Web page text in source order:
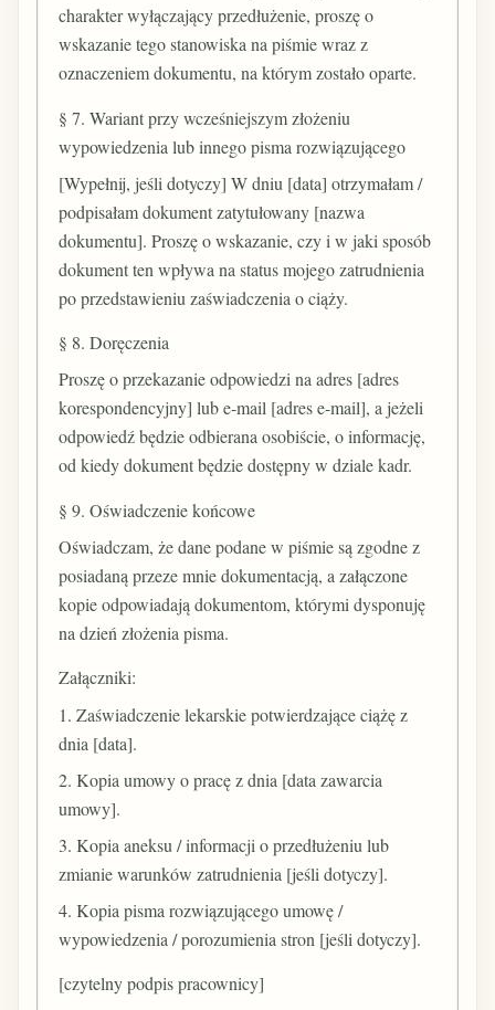
charakter wyłączający przedłużenie, proszę o
wskazanie tego stanowiska na piśmie wraz z
oznaczeniem dokumentu, na którym zostało oparte.
§ 7. Wariant przy wcześniejszym złożeniu
wypowiedzenia lub innego pisma rozwiązującego
[Wypełnij, jeśli dotyczy] W dniu [data] otrzymałam /
podpisałam dokument zatytułowany [nazwa
dokumentu]. Proszę o wskazanie, czy i w jaki sposób
dokument ten wpływa na status mojego zatrudnienia
po przedstawieniu zaświadczenia o ciąży.
§ 8. Doręczenia
Proszę o przekazanie odpowiedzi na adres [adres
korespondencyjny] lub e-mail [adres e-mail], a jeżeli
odpowiedź będzie odbierana osobiście, o informację,
od kiedy dokument będzie dostępny w dziale kadr.
§ 9. Oświadczenie końcowe
Oświadczam, że dane podane w piśmie są zgodne z
posiadaną przeze mnie dokumentacją, a załączone
kopie odpowiadają dokumentom, którymi dysponuję
na dzień złożenia pisma.
Załączniki:
1. Zaświadczenie lekarskie potwierdzające ciążę z
dnia [data].
2. Kopia umowy o pracę z dnia [data zawarcia
umowy].
3. Kopia aneksu / informacji o przedłużeniu lub
zmianie warunków zatrudnienia [jeśli dotyczy].
4. Kopia pisma rozwiązującego umowę /
wypowiedzenia / porozumienia stron [jeśli dotyczy].
[czytelny podpis pracownicy]